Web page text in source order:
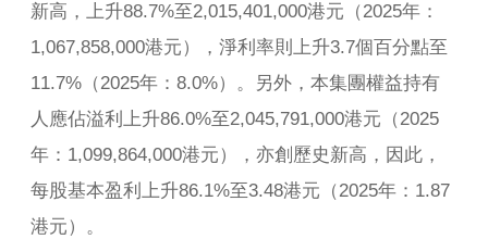
新高，上升88.7%至2,015,401,000港元（2025年：
1,067,858,000港元），淨利率則上升3.7個百分點至
11.7%（2025年：8.0%）。另外，本集團權益持有
人應佔溢利上升86.0%至2,045,791,000港元（2025
年：1,099,864,000港元），亦創歷史新高，因此，
每股基本盈利上升86.1%至3.48港元（2025年：1.87
港元）。